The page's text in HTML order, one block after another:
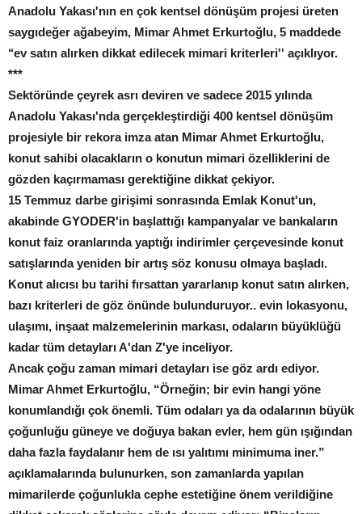
Anadolu Yakası'nın en çok kentsel dönüşüm projesi üreten
saygıdeğer ağabeyim, Mimar Ahmet Erkurtoğlu, 5 maddede
‘‘ev satın alırken dikkat edilecek mimari kriterleri'' açıklıyor.
***
Sektöründe çeyrek asrı deviren ve sadece 2015 yılında
Anadolu Yakası'nda gerçekleştirdiği 400 kentsel dönüşüm
projesiyle bir rekora imza atan Mimar Ahmet Erkurtoğlu,
konut sahibi olacakların o konutun mimari özelliklerini de
gözden kaçırmaması gerektiğine dikkat çekiyor.
15 Temmuz darbe girişimi sonrasında Emlak Konut'un,
akabinde GYODER'in başlattığı kampanyalar ve bankaların
konut faiz oranlarında yaptığı indirimler çerçevesinde konut
satışlarında yeniden bir artış söz konusu olmaya başladı.
Konut alıcısı bu tarihi fırsattan yararlanıp konut satın alırken,
bazı kriterleri de göz önünde bulunduruyor.. evin lokasyonu,
ulaşımı, inşaat malzemelerinin markası, odaların büyüklüğü
kadar tüm detayları A'dan Z'ye inceliyor.
Ancak çoğu zaman mimari detayları ise göz ardı ediyor.
Mimar Ahmet Erkurtoğlu, “Örneğin; bir evin hangi yöne
konumlandığı çok önemli. Tüm odaları ya da odalarının büyük
çoğunluğu güneye ve doğuya bakan evler, hem gün ışığından
daha fazla faydalanır hem de ısı yalıtımı minimuma iner.”
açıklamalarında bulunurken, son zamanlarda yapılan
mimarilerde çoğunlukla cephe estetiğine önem verildiğine